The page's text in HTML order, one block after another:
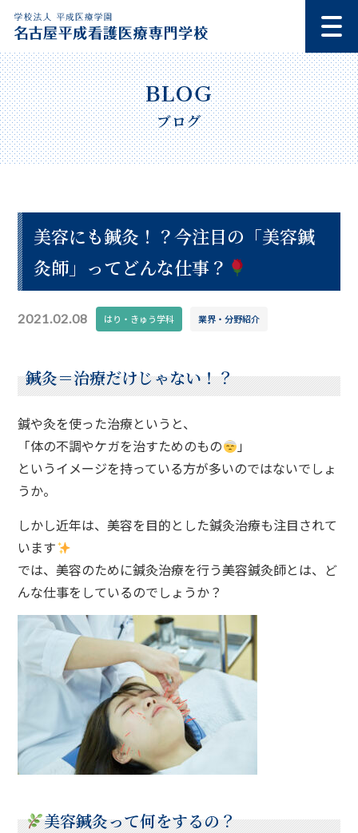
ブログ
美容にも鍼灸！？今注目の「美容鍼
灸師」ってどんな仕事？
2021.02.08 はり・きゅう学科 業界・分野紹介
鍼灸＝治療だけじゃない！？
鍼や灸を使った治療というと、
「体の不調やケガを治すためのもの
」
というイメージを持っている方が多いのではないでしょ
うか。
しかし近年は、美容を目的とした鍼灸治療も注目されて
います
では、美容のために鍼灸治療を行う美容鍼灸師とは、ど
んな仕事をしているのでしょうか？
美容鍼灸って何をするの？